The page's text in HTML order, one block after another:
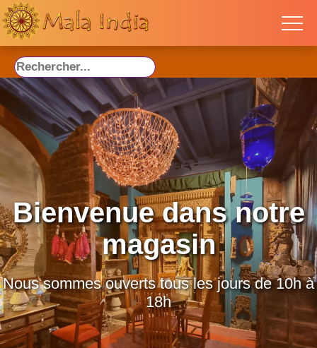
Bienvenue dans notre
magasin
Nous sommes ouverts tous les jours de 10h à
18h